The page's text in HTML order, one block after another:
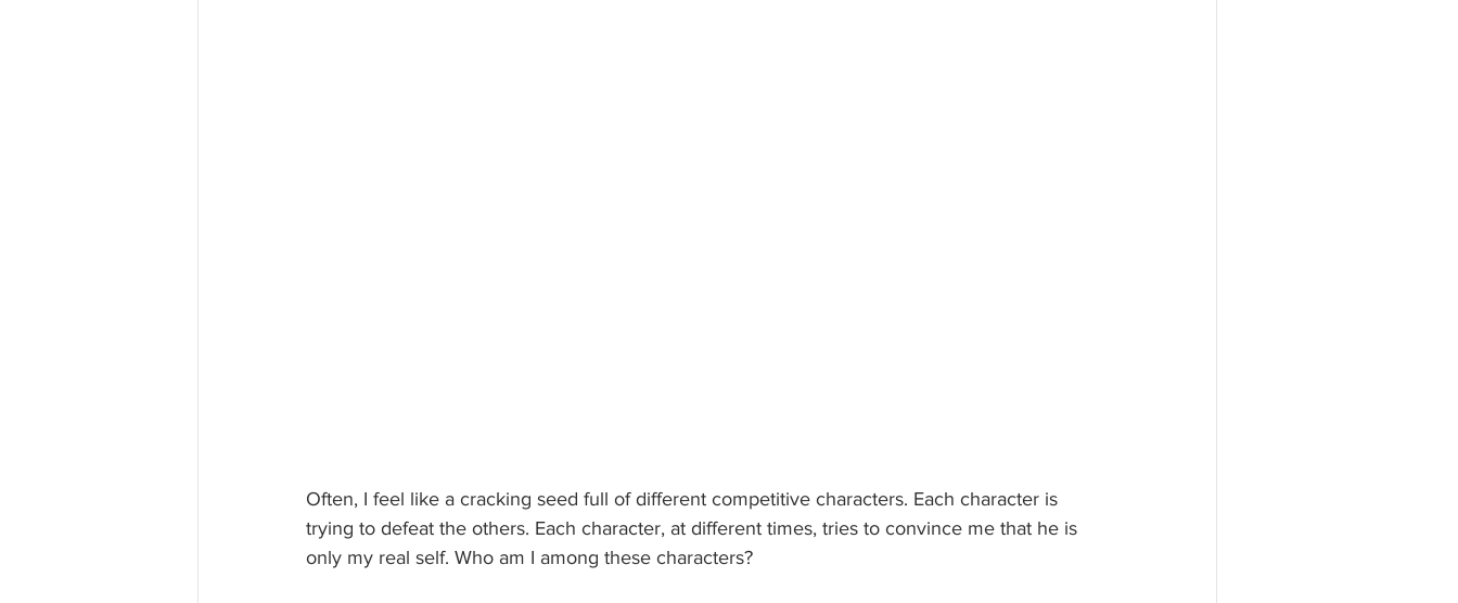
Often, I feel like a cracking seed full of different competitive characters. Each character is
trying to defeat the others. Each character, at different times, tries to convince me that he is
only my real self. Who am I among these characters?